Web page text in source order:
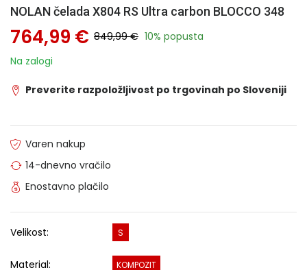
NOLAN čelada X804 RS Ultra carbon BLOCCO 348
764,99 € 849,99 € 10% popusta
Na zalogi
Preverite razpoložljivost po trgovinah po Sloveniji
Varen nakup
14-dnevno vračilo
Enostavno plačilo
Velikost: S
Material: KOMPOZIT